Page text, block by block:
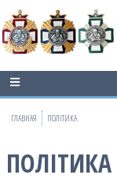
ГЛАВНАЯ ПОЛІТИКА
ПОЛІТИКА